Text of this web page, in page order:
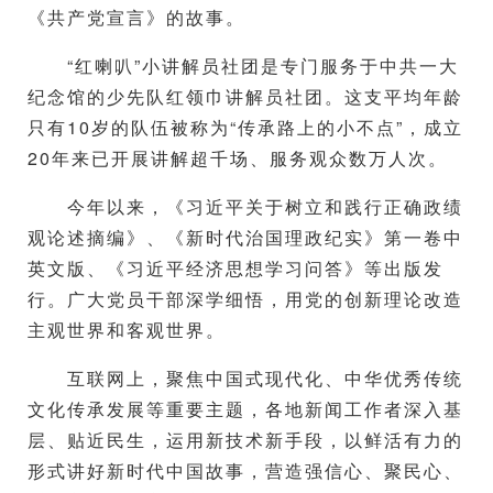
《共产党宣言》的故事。
“红喇叭”小讲解员社团是专门服务于中共一大
纪念馆的少先队红领巾讲解员社团。这支平均年龄
只有10岁的队伍被称为“传承路上的小不点”，成立
20年来已开展讲解超千场、服务观众数万人次。
今年以来，《习近平关于树立和践行正确政绩
观论述摘编》、《新时代治国理政纪实》第一卷中
英文版、《习近平经济思想学习问答》等出版发
行。广大党员干部深学细悟，用党的创新理论改造
主观世界和客观世界。
互联网上，聚焦中国式现代化、中华优秀传统
文化传承发展等重要主题，各地新闻工作者深入基
层、贴近民生，运用新技术新手段，以鲜活有力的
形式讲好新时代中国故事，营造强信心、聚民心、